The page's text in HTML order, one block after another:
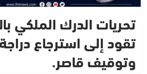
تحريات الدرك الملكي
تقود إلى استرجاع
وتوقيف قاصر.